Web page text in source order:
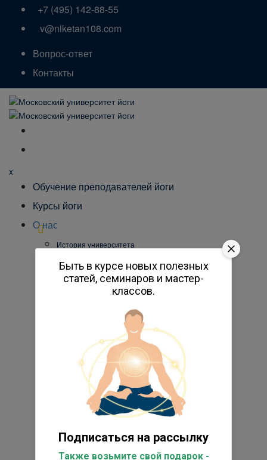
+7 (495) 142-88-55
v@niketan108.com
Вопрос-ответ
Контакты
x
Обучение преподавателей йоги
Курсы йоги
О нас
История университета
Специалисты
Психологическое консультирование
Энциклопедия йоги
Исследовательский центр
Реестр выпускников
Супервизоры
Работы студентов
Быть в курсе новых полезных
статей, семинаров и мастер-
классов.
Подписаться на рассылку
Также возьмите свой подарок -